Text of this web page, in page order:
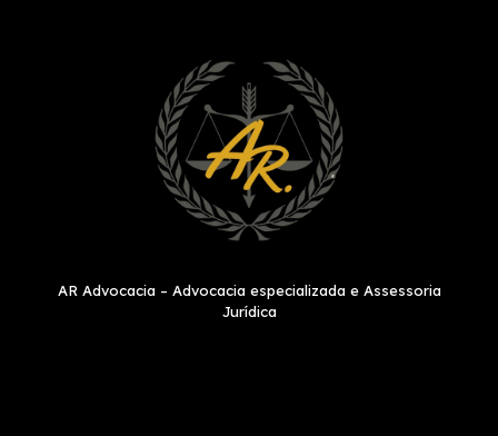
AR Advocacia – Advocacia especializada e Assessoria
Jurídica